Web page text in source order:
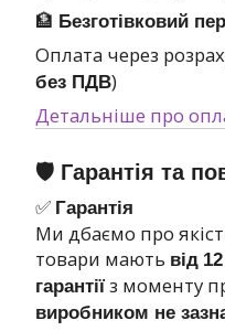
🏦 Безготівковий
Оплата через
без ПДВ)
Детальніше про
🛡 Гарантія та
✅ Гарантія
Ми дбаємо про
товари мають від
гарантії з моменту
виробником не